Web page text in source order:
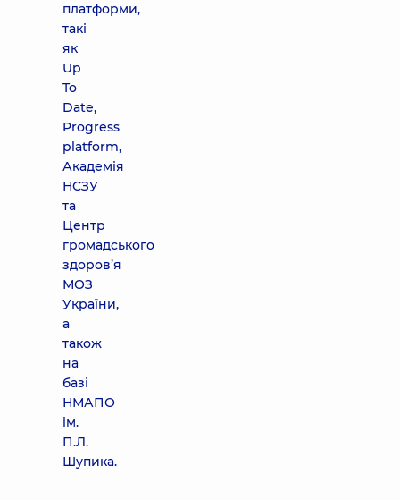
платформи,
такі
як
Up
To
Date,
Progress
platform,
Академія
НСЗУ
та
Центр
громадського
здоров’я
МОЗ
України,
а
також
на
базі
НМАПО
ім.
П.Л.
Шупика.